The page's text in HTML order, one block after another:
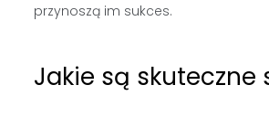
przynoszą im sukces.
Jakie są